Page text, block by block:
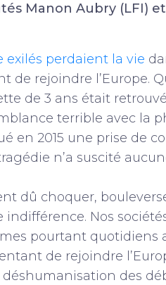
Manon Aubry (LFI)
exilés perdaient la vie
de rejoindre l’Europe.
de 3 ans était
terrible avec la
en 2015 une prise de
n’a suscité
dû choquer,
Nos
pourtant quotidiens
de rejoindre
des